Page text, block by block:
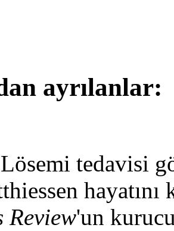
ayrılanlar:
Lösemi tedavisi
Review'un